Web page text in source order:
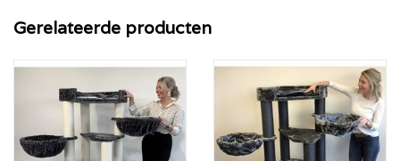
Sisalpalen: 12 cm diameter
Dircetiezetel boven: 60x49 , met uitneembaar kussen.
Beschikbare kleurpatronen:
Creme (Creme Sisal)
Gerelateerde producten